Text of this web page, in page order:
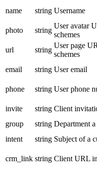
name string Username
photo
string
User avatar
schemes
url
string
User page
schemes
email
string User email
phone
string User phone
invite
string Client
group
string Department
intent
string Subject of a
crm_link string Client URL